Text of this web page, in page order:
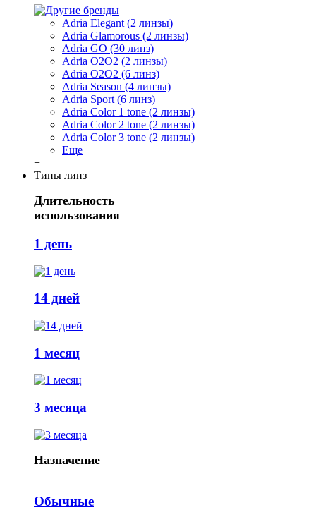
Adria Elegant (2 линзы)
Adria Glamorous (2 линзы)
Adria GO (30 линз)
Adria O2O2 (2 линзы)
Adria O2O2 (6 линз)
Adria Season (4 линзы)
Adria Sport (6 линз)
Adria Сolor 1 tone (2 линзы)
Adria Сolor 2 tone (2 линзы)
Adria Сolor 3 tone (2 линзы)
Еще
+
Типы линз
Длительность
использования
1 день
14 дней
1 месяц
3 месяца
Назначение
Обычные